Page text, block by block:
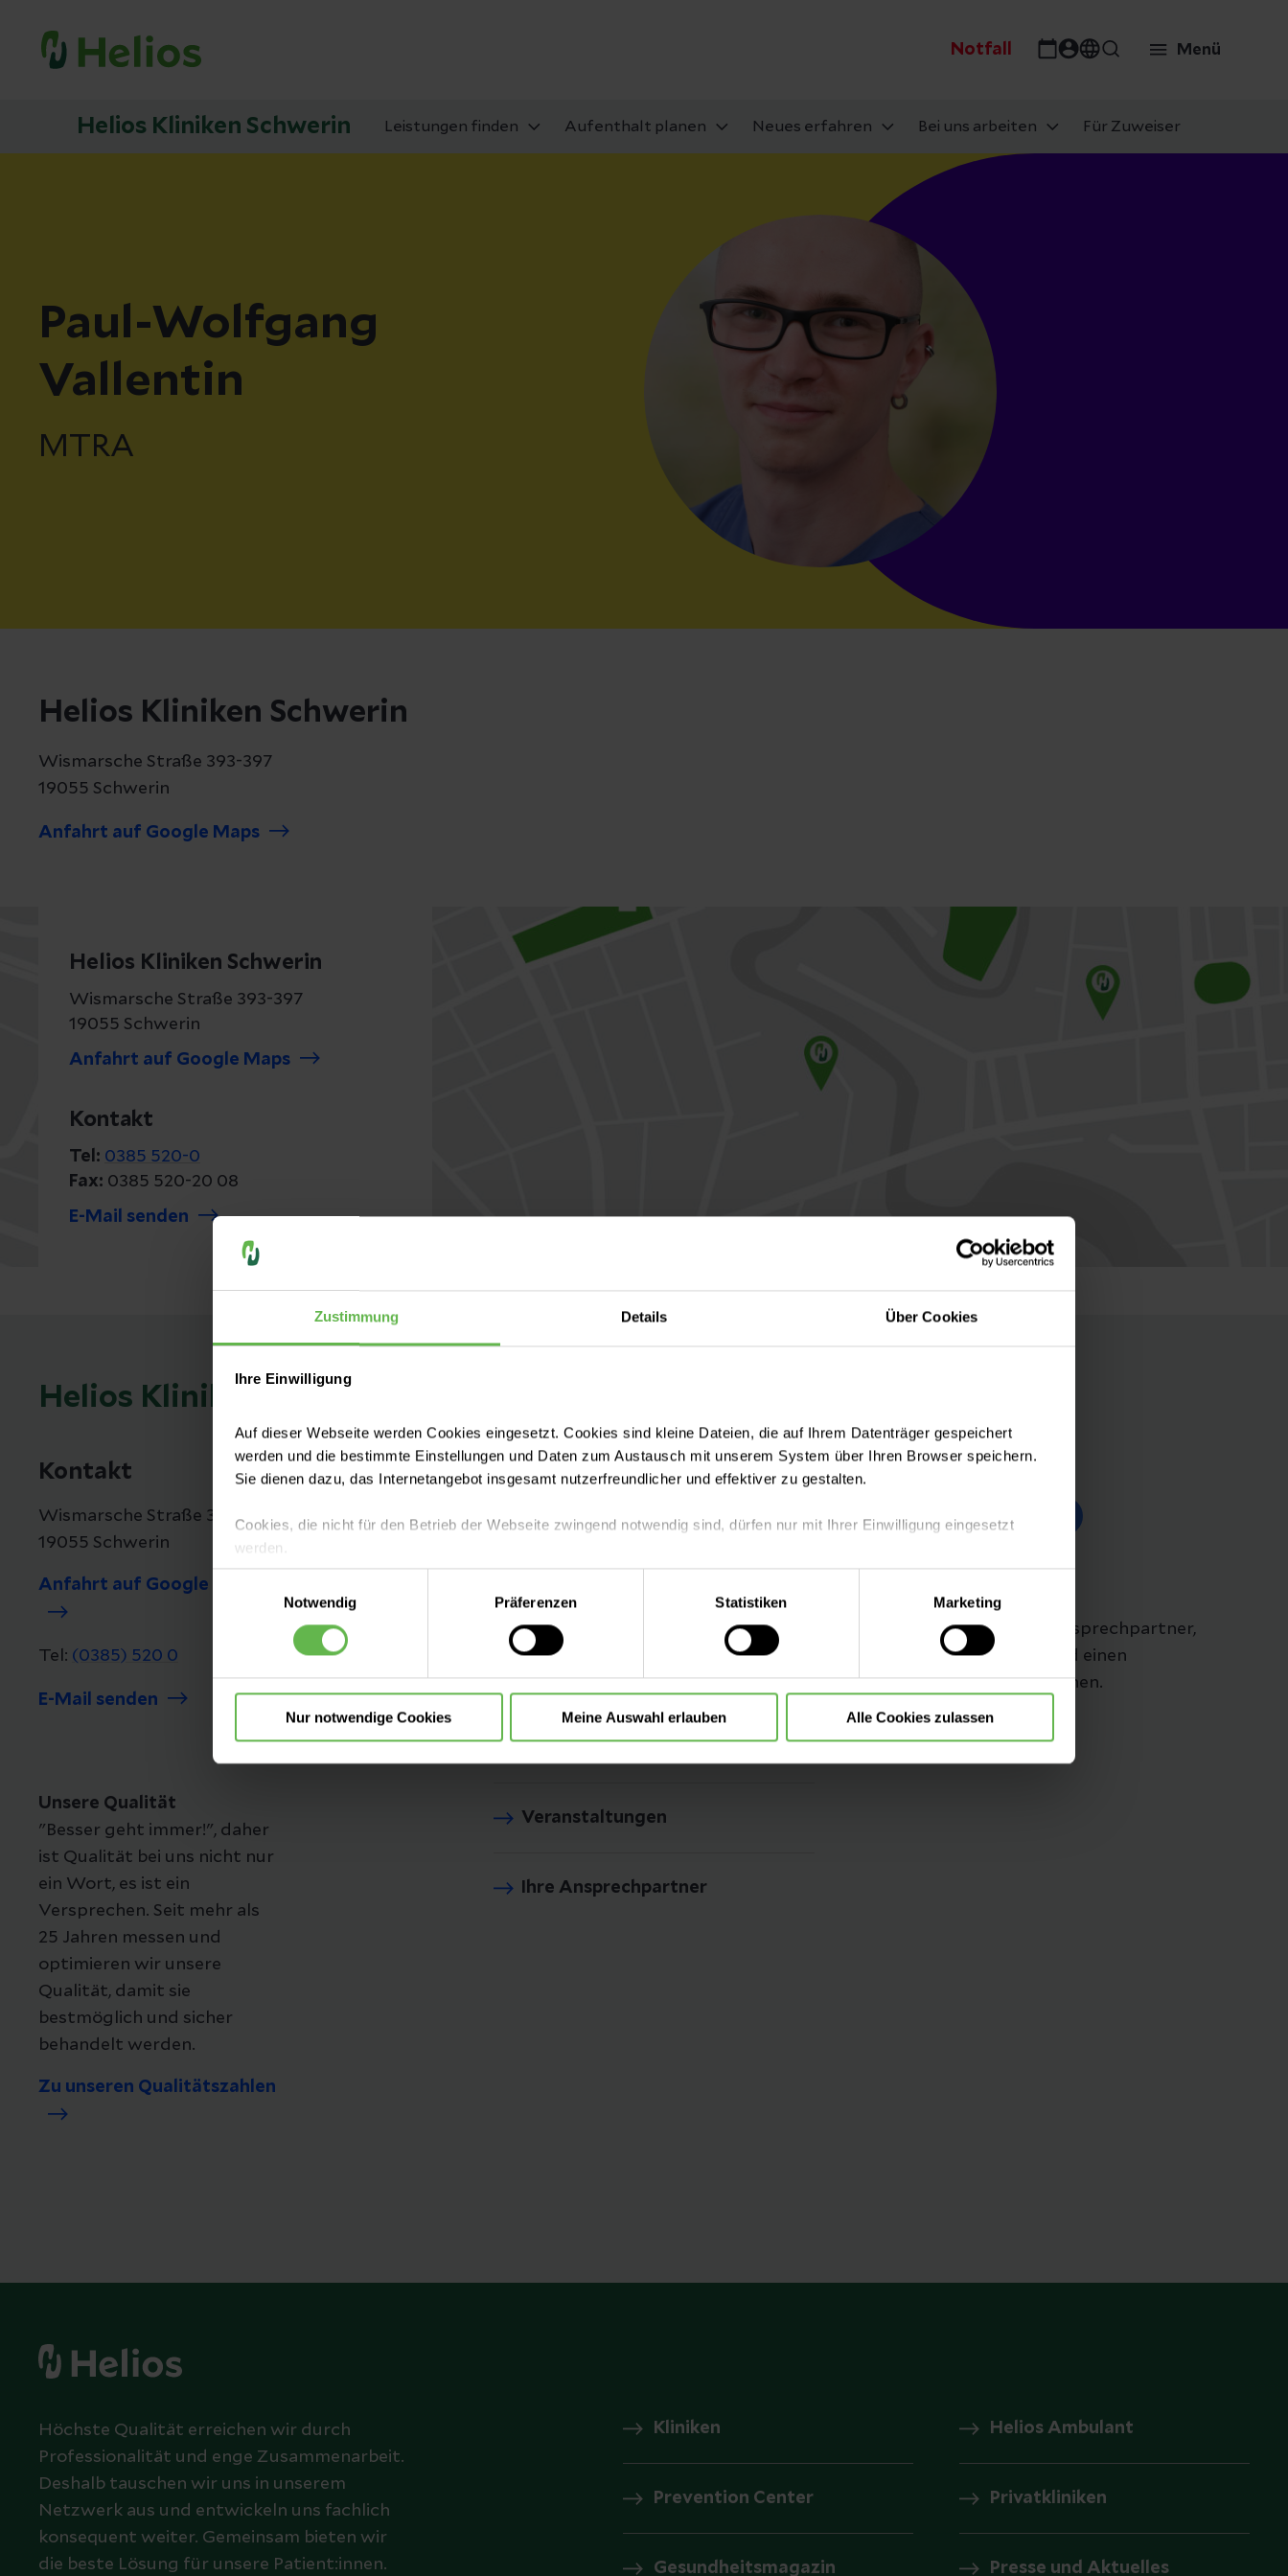
Zustimmung Details Über Cookies
Ihre Einwilligung
Auf dieser Webseite werden Cookies eingesetzt. Cookies sind kleine Dateien, die auf Ihrem Datenträger gespeichert
werden und die bestimmte Einstellungen und Daten zum Austausch mit unserem System über Ihren Browser speichern.
Sie dienen dazu, das Internetangebot insgesamt nutzerfreundlicher und effektiver zu gestalten.
Cookies, die nicht für den Betrieb der Webseite zwingend notwendig sind, dürfen nur mit Ihrer Einwilligung eingesetzt
werden.
Es steht Ihnen frei, unsere Seite mit nur den notwendigen Cookies zu benutzen, eine individuelle Auswahl hinsichtlich der
nicht notwendigen Cookies zu treffen oder durch Auswahl von „Alle Cookies akzeptieren“ in die Verwendung aller Cookies
einzuwilligen. Ihre Auswahlentscheidung können Sie jederzeit ändern oder widerrufen.
Notwendig
Präferenzen Statistiken Marketing
Nur notwendige Cookies Meine Auswahl erlauben Alle Cookies zulassen
Notfall Menü
Helios Kliniken Schwerin Leistungen finden Aufenthalt planen Neues erfahren Bei uns arbeiten Für Zuweiser
Paul-Wolfgang
Vallentin
MTRA
Helios Kliniken Schwerin
Wismarsche Straße 393-397
19055 Schwerin
Anfahrt auf Google Maps
Helios Kliniken Schwerin
Wismarsche Straße 393-397
19055 Schwerin
Anfahrt auf Google Maps
Kontakt
Tel: 0385 520-0
Fax: 0385 520-20 08
E-Mail senden
Helios Kliniken Schwerin
Kontakt
Wismarsche Straße 393-397
19055 Schwerin
Anfahrt auf Google Maps
Tel: (0385) 520 0
E-Mail senden
Unsere Qualität
"Besser geht immer!", daher
ist Qualität bei uns nicht nur
ein Wort, es ist ein
Versprechen. Seit mehr als
25 Jahren messen und
optimieren wir unsere
Qualität, damit sie
bestmöglich und sicher
behandelt werden.
Zu unseren Qualitätszahlen
Unsere Zentren
Aufnahme & Checklisten
Zuzahlung & Kosten
Presse und Aktuelles
Veranstaltungen
Ihre Ansprechpartner
Hier finden Sie aktuelle Ansprechpartner,
Kontaktinformationen und einen
Übersichtsplan der Stationen.
Zur Übersicht
Höchste Qualität erreichen wir durch
Professionalität und enge Zusammenarbeit.
Deshalb tauschen wir uns in unserem
Netzwerk aus und entwickeln uns fachlich
konsequent weiter. Gemeinsam bieten wir
die beste Lösung für unsere Patient:innen.
Kliniken Helios Ambulant
Prevention Center Privatkliniken
Gesundheitsmagazin Presse und Aktuelles